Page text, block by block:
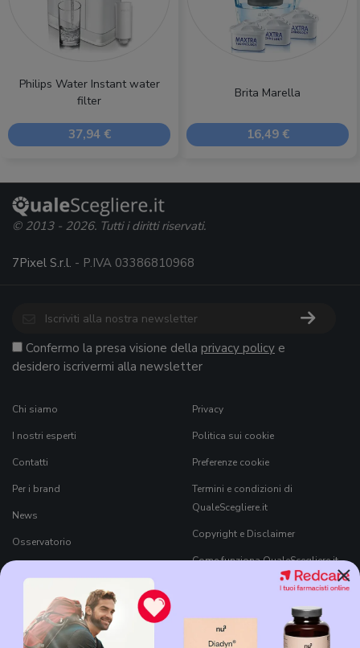
Philips Water Instant water
filter
37,94 €
Brita Marella
16,49 €
×
© 2013 - 2026. Tutti i diritti riservati.
7Pixel S.r.l. - P.IVA 03386810968
Confermo la presa visione della privacy policy e
desidero iscrivermi alla newsletter
Chi siamo
I nostri esperti
Contatti
Per i brand
News
Osservatorio
Black Friday 2026
Privacy
Politica sui cookie
Preferenze cookie
Termini e condizioni di
QualeScegliere.it
Copyright e Disclaimer
Come funziona QualeScegliere.it